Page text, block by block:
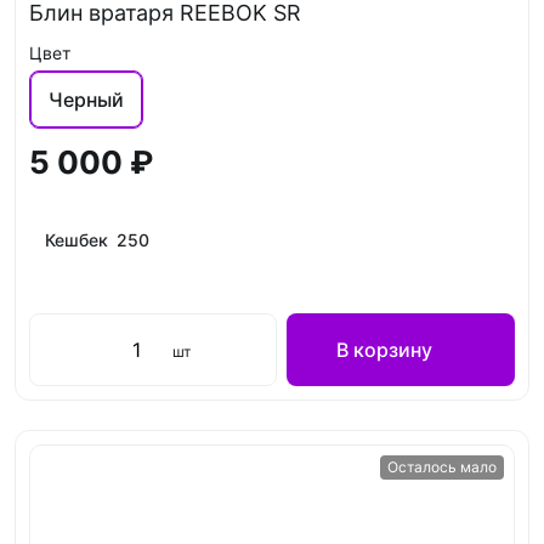
Блин вратаря REEBOK SR
Цвет
Черный
5 000 ₽
Кешбек 250
шт В корзину
Осталось мало